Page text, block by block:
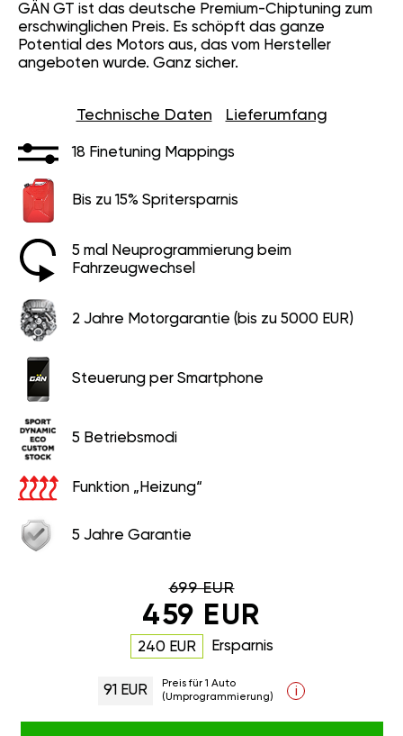
GÄN GT ist das deutsche Premium-Chiptuning zum
erschwinglichen Preis. Es schöpft das ganze
Potential des Motors aus, das vom Hersteller
angeboten wurde. Ganz sicher.
Technische Daten Lieferumfang
18 Finetuning Mappings
Bis zu 15% Spritersparnis
5 mal Neuprogrammierung beim
Fahrzeugwechsel
2 Jahre Motorgarantie (bis zu 5000 EUR)
Steuerung per Smartphone
5 Betriebsmodi
Funktion „Heizung“
5 Jahre Garantie
699 EUR
459 EUR
240 EUR Ersparnis
91 EUR
Preis für 1 Auto
(Umprogrammierung)
i